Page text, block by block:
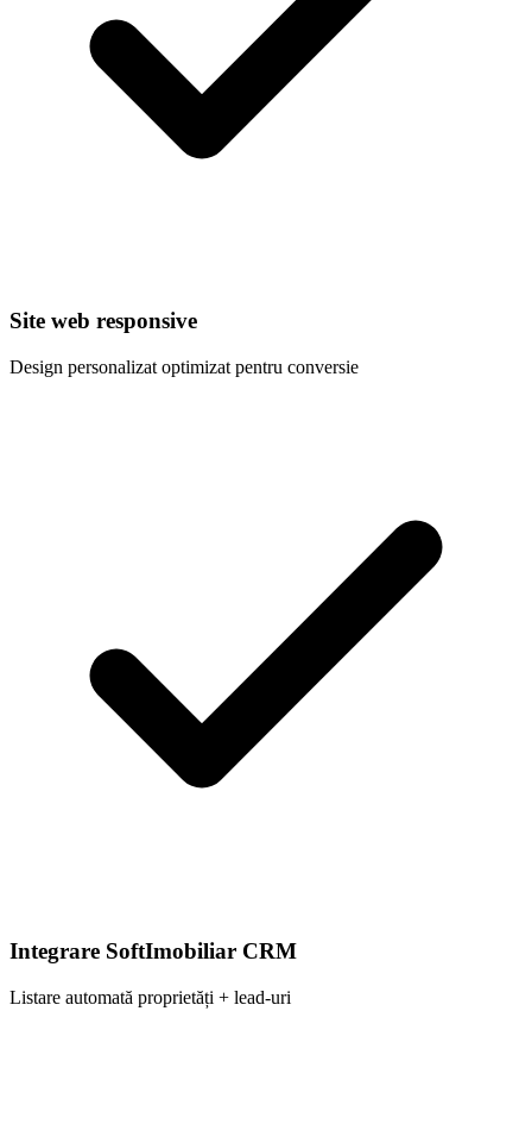
Site web responsive
Design personalizat optimizat pentru conversie
Integrare SoftImobiliar CRM
Listare automată proprietăți + lead-uri